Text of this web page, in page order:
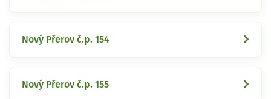
Nový Přerov č.p. 154
Nový Přerov č.p. 155